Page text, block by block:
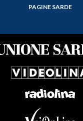
PAGINE SARDE